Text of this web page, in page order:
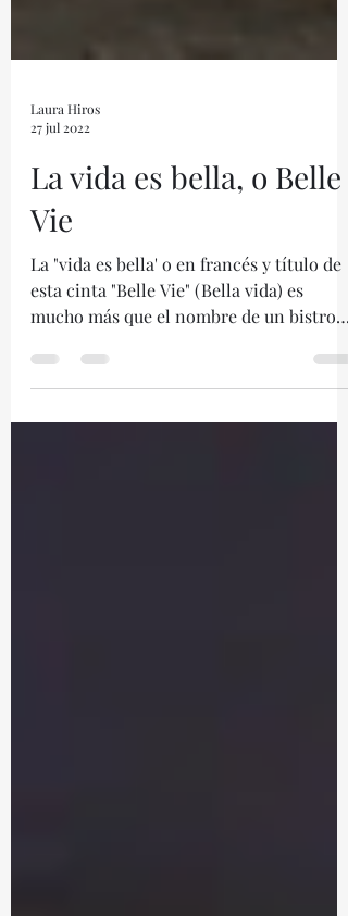
27 jul 2022
La vida es bella, o Belle
Vie
La "vida es bella' o en francés y título de
mucho más que el nombre de un bistro
(obvio francés)...